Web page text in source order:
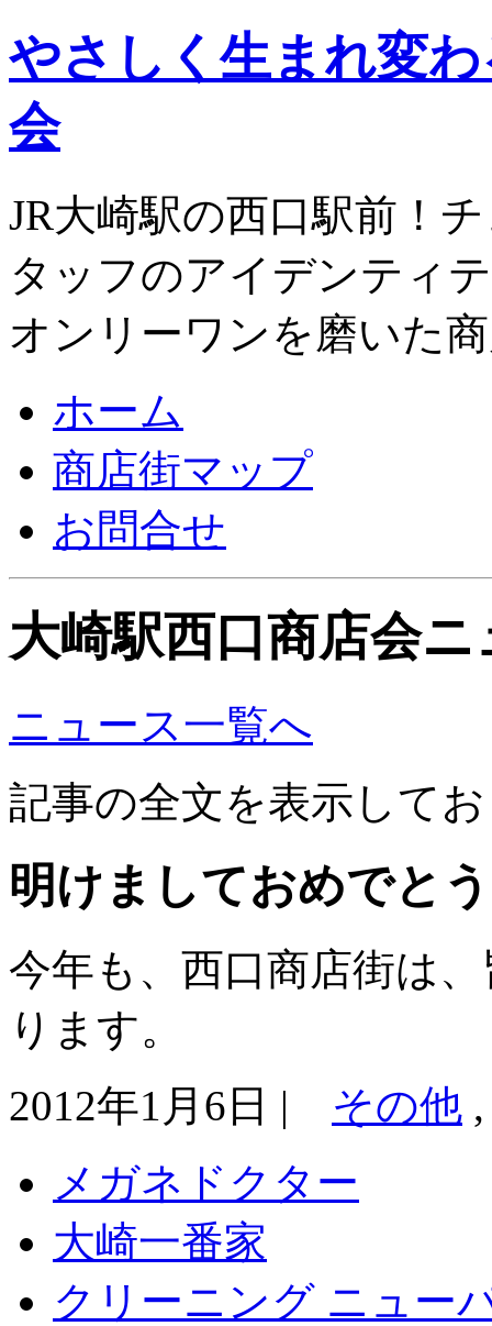
やさしく生まれ変
会
JR大崎駅の西口駅前！
タッフのアイデンティ
オンリーワンを磨いた
ホーム
商店街マップ
お問合せ
大崎駅西口商店会ニ
ニュース一覧へ
記事の全文を表示して
明けましておめでと
今年も、西口商店街は
ります。
2012年1月6日 | その他
メガネドクター
大崎一番家
クリーニング ニュー